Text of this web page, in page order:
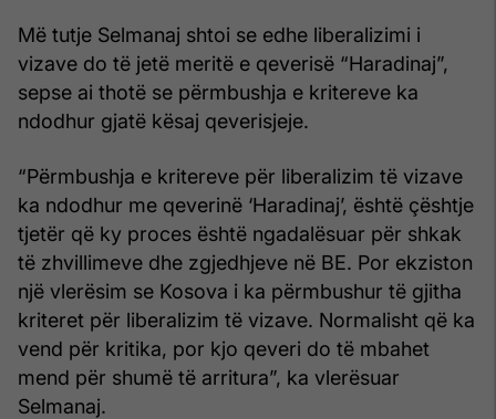
Më tutje Selmanaj shtoi se edhe liberalizimi i
vizave do të jetë meritë e qeverisë “Haradinaj”,
sepse ai thotë se përmbushja e kritereve ka
ndodhur gjatë kësaj qeverisjeje.
“Përmbushja e kritereve për liberalizim të vizave
ka ndodhur me qeverinë ‘Haradinaj’, është çështje
tjetër që ky proces është ngadalësuar për shkak
të zhvillimeve dhe zgjedhjeve në BE. Por ekziston
një vlerësim se Kosova i ka përmbushur të gjitha
kriteret për liberalizim të vizave. Normalisht që ka
vend për kritika, por kjo qeveri do të mbahet
mend për shumë të arritura”, ka vlerësuar
Selmanaj.